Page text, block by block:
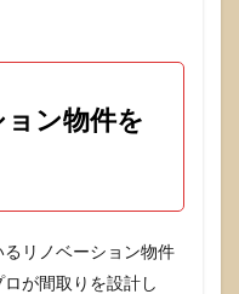
ン物件を
リノベーション物件
が間取りを設計し